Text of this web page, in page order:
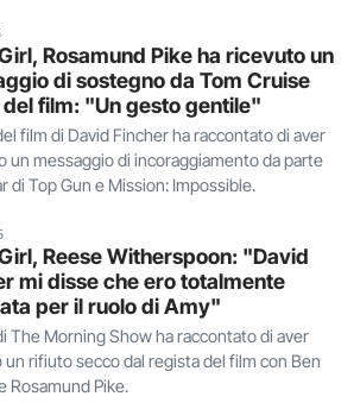
Rosamund Pike ha ricevuto un
di sostegno da Tom Cruise
film: "Un gesto gentile"
film di David Fincher ha raccontato di aver
un messaggio di incoraggiamento da parte
di Top Gun e Mission: Impossible.
Reese Witherspoon: "David
mi disse che ero totalmente
per il ruolo di Amy"
The Morning Show ha raccontato di aver
un rifiuto secco dal regista del film con Ben
Rosamund Pike.